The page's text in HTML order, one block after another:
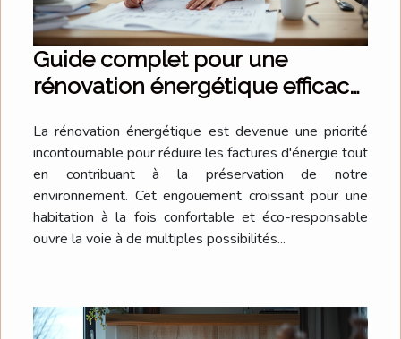
Guide complet pour une
rénovation énergétique efficace
La rénovation énergétique est devenue une priorité
incontournable pour réduire les factures d'énergie tout
en contribuant à la préservation de notre
environnement. Cet engouement croissant pour une
habitation à la fois confortable et éco-responsable
ouvre la voie à de multiples possibilités...